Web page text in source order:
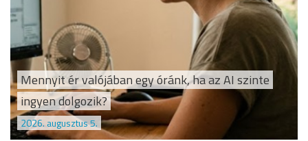
Mennyit ér valójában egy óránk, ha az AI szinte
ingyen dolgozik?
2026. augusztus 5.